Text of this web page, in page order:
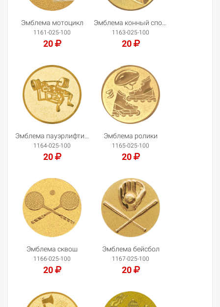
Эмблема мотоцикл
1161-025-100
20
Добавить в корзину
1163-025-100
20
Добавить в корзину
1164-025-100
20
Добавить в корзину
Эмблема ролики
1165-025-100
20
Добавить в корзину
Эмблема сквош
1166-025-100
20
Добавить в корзину
Эмблема бейсбол
1167-025-100
20
Добавить в корзину